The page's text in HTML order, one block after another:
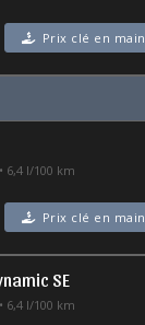
Prix clé en main
6,4 l/100 km
Prix clé en main
SE
6,4 l/100 km